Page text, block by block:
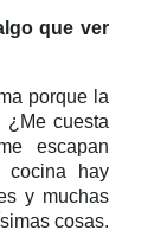
que ver
porque la
¿Me cuesta
escapan
cocina hay
y muchas
cosas.